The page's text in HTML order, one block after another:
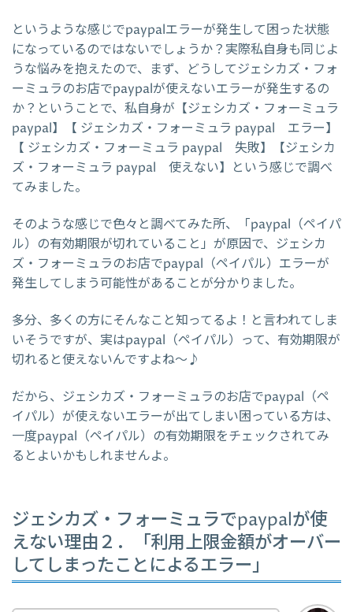
というような感じでpaypalエラーが発生して困った状態
になっているのではないでしょうか？実際私自身も同じよ
うな悩みを抱えたので、まず、どうしてジェシカズ・フォ
ーミュラのお店でpaypalが使えないエラーが発生するの
か？ということで、私自身が【ジェシカズ・フォーミュラ
paypal】【 ジェシカズ・フォーミュラ paypal エラー】
【 ジェシカズ・フォーミュラ paypal 失敗】【ジェシカ
ズ・フォーミュラ paypal 使えない】という感じで調べ
てみました。
そのような感じで色々と調べてみた所、「paypal（ペイパ
ル）の有効期限が切れていること」が原因で、ジェシカ
ズ・フォーミュラのお店でpaypal（ペイパル）エラーが
発生してしまう可能性があることが分かりました。
多分、多くの方にそんなこと知ってるよ！と言われてしま
いそうですが、実はpaypal（ペイパル）って、有効期限が
切れると使えないんですよね～♪
だから、ジェシカズ・フォーミュラのお店でpaypal（ペ
イパル）が使えないエラーが出てしまい困っている方は、
一度paypal（ペイパル）の有効期限をチェックされてみ
るとよいかもしれませんよ。
ジェシカズ・フォーミュラでpaypalが使
えない理由２．「利用上限金額がオーバー
してしまったことによるエラー」